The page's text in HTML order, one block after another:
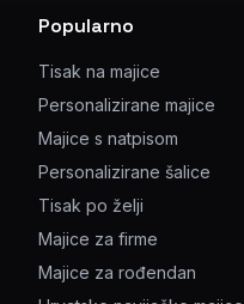
Popularno
Tisak na majice
Personalizirane majice
Majice s natpisom
Personalizirane šalice
Tisak po želji
Majice za firme
Majice za rođendan